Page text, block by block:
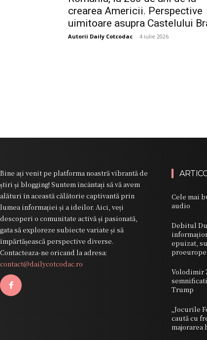
crearea Americii. Perspective
uimitoare asupra Castelului
Autorii Daily Cotcodac - 4 iulie 2026
Bine ați venit pe platforma noastră vibrantă de
știri și blogging! Suntem încântați să vă avem
alături în această călătorie captivantă prin
lumea informației și a ideilor. Aici, veți
descoperi o comunitate activă și pasionată,
gata să exploreze subiecte variate și să
împărtășească perspective diverse.
Contacteaza-ne oricand la adresa:
contact@dailycotcodac.ro
Cele mai
audio
Debitul
epuizat,
Volodimir
Trump
„Jocurile
caută cu
majorarea